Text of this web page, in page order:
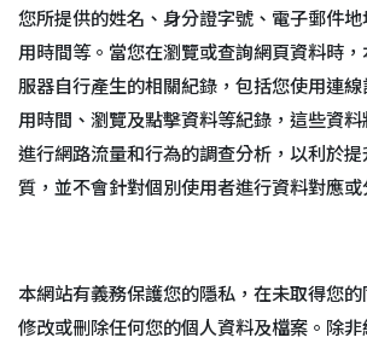
您所提供的姓名、身分證字號、電子郵件
用時間等。當您在瀏覽或查詢網頁資料時
服器自行產生的相關紀錄，包括您使用連
用時間、瀏覽及點擊資料等紀錄，這些資
進行網路流量和行為的調查分析，以利於
質，並不會針對個別使用者進行資料對應或
本網站有義務保護您的隱私，在未取得您
修改或刪除任何您的個人資料及檔案。除